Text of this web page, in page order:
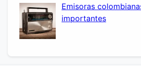
Emisoras
importantes